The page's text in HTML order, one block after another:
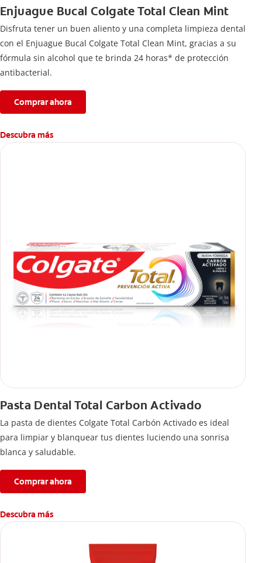
Enjuague Bucal Colgate Total Clean Mint
Disfruta tener un buen aliento y una completa limpieza dental
con el Enjuague Bucal Colgate Total Clean Mint, gracias a su
fórmula sin alcohol que te brinda 24 horas* de protección
antibacterial.
Comprar ahora
Descubra más
Pasta Dental Total Carbon Activado
La pasta de dientes Colgate Total Carbón Activado es ideal
para limpiar y blanquear tus dientes luciendo una sonrisa
blanca y saludable.
Comprar ahora
Descubra más